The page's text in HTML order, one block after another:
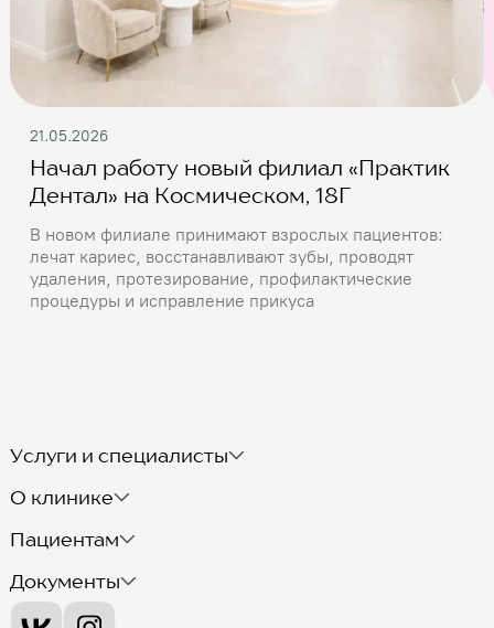
21.05.2026
Начал работу новый филиал «Практик
Дентал» на Космическом, 18Г
В новом филиале принимают взрослых пациентов:
лечат кариес, восстанавливают зубы, проводят
удаления, протезирование, профилактические
процедуры и исправление прикуса
Услуги и специалисты
О клинике
Пациентам
Документы